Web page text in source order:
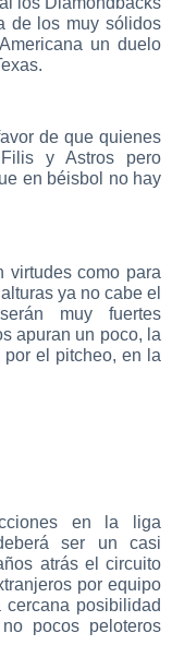
de los muy sólidos
un duelo
de que quienes
y Astros pero
en béisbol no hay
virtudes como para
ya no cabe el
muy fuertes
apuran un poco, la
el pitcheo, en la
en la liga
ser un casi
atrás el circuito
por equipo
posibilidad
pocos peloteros